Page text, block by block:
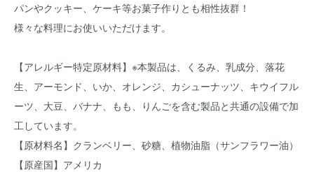
パンやクッキー、ケーキ等お菓子作りとも相性抜群！
様々な料理にお使いいただけます。
【アレルギー特定原材料】※本製品は、くるみ、乳成分、落花
生、アーモンド、いか、オレンジ、カシューナッツ、キウイフル
ーツ、大豆、バナナ、もも、りんごを含む製品と共通の設備で加
工しています。
【原材料名】クランベリー、砂糖、植物油脂（サンフラワー油）
【原産国】アメリカ